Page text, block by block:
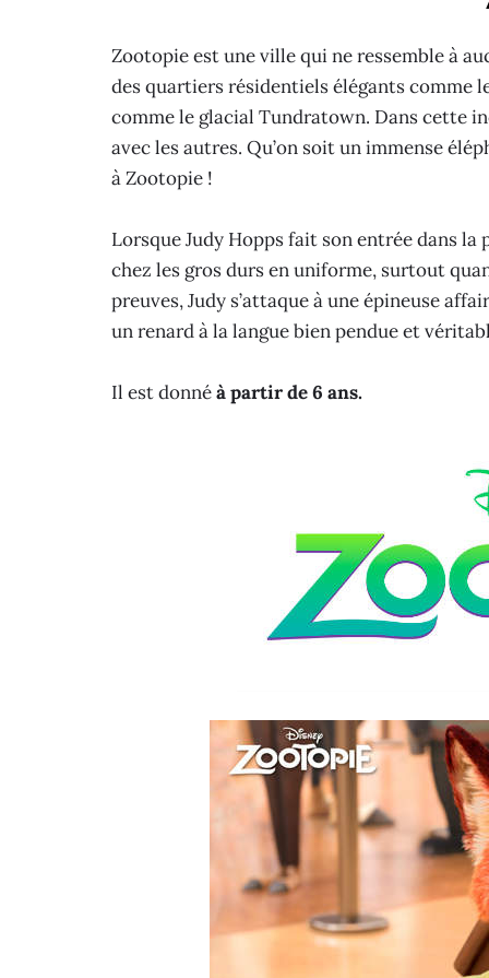
Zootopie est une ville qui ne ressemble à
des quartiers résidentiels élégants comme
comme le glacial Tundratown. Dans cette
avec les autres. Qu’on soit un immense
à Zootopie !
Lorsque Judy Hopps fait son entrée dans la
chez les gros durs en uniforme, surtout
preuves, Judy s’attaque à une épineuse
un renard à la langue bien pendue et
Il est donnéà partir de 6 ans.